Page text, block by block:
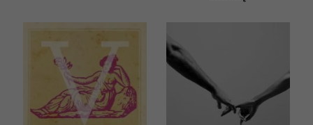
społecznościowym, reklamowym i analitycznym.
Partnerzy mogą połączyć te informacje z innymi danymi
otrzymanymi od Ciebie lub uzyskanymi podczas
korzystania z ich usług.